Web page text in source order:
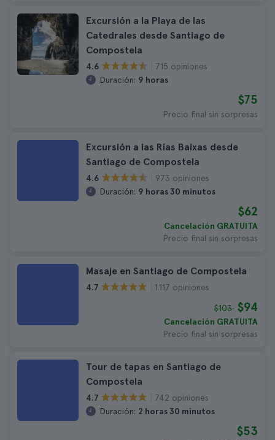
Excursión a la Playa de las
Catedrales desde Santiago de
Compostela
4.6
715 opiniones
Duración: 9 horas
$75
Precio final sin sorpresas
Excursión a las Rías Baixas desde
Santiago de Compostela
4.6
973 opiniones
Duración: 9 horas 30 minutos
$62
Cancelación GRATUITA
Precio final sin sorpresas
Masaje en Santiago de Compostela
4.7 1.117 opiniones
$103 $94
Cancelación GRATUITA
Precio final sin sorpresas
Tour de tapas en Santiago de
Compostela
4.7
742 opiniones
Duración: 2 horas 30 minutos
$53